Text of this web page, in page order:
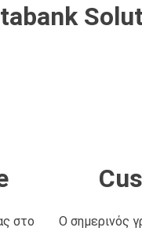
στο
Ο σημερινός